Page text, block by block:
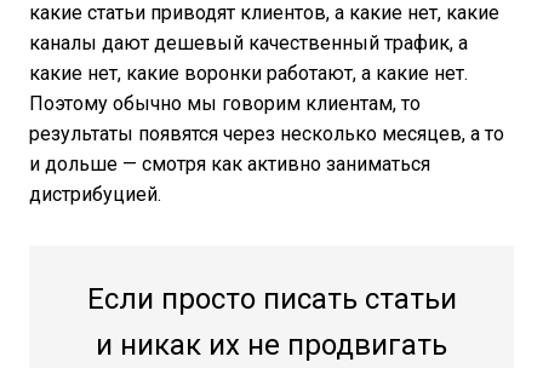
какие статьи приводят клиентов, а какие нет, какие
каналы дают дешевый качественный трафик, а
какие нет, какие воронки работают, а какие нет.
Поэтому обычно мы говорим клиентам, то
результаты появятся через несколько месяцев, а то
и дольше — смотря как активно заниматься
дистрибуцией.
Если просто писать статьи
и никак их не продвигать